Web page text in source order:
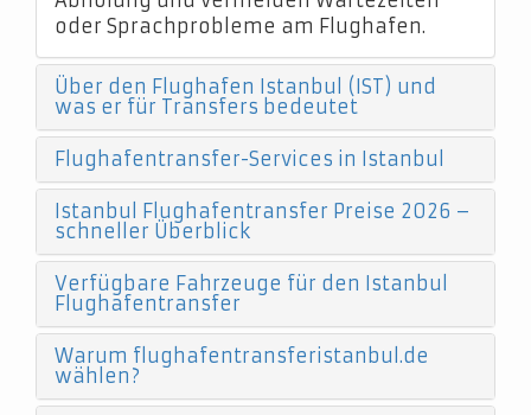
oder Sprachprobleme am Flughafen.
Über den Flughafen Istanbul (IST) und
was er für Transfers bedeutet
Flughafentransfer-Services in Istanbul
Istanbul Flughafentransfer Preise 2026 –
schneller Überblick
Verfügbare Fahrzeuge für den Istanbul
Flughafentransfer
Warum flughafentransferistanbul.de
wählen?